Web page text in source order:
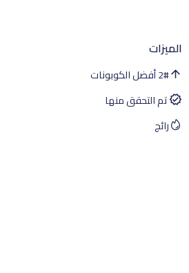
الميزات
#
2أفضل الكوبونات
تم التحقق منها
رائج